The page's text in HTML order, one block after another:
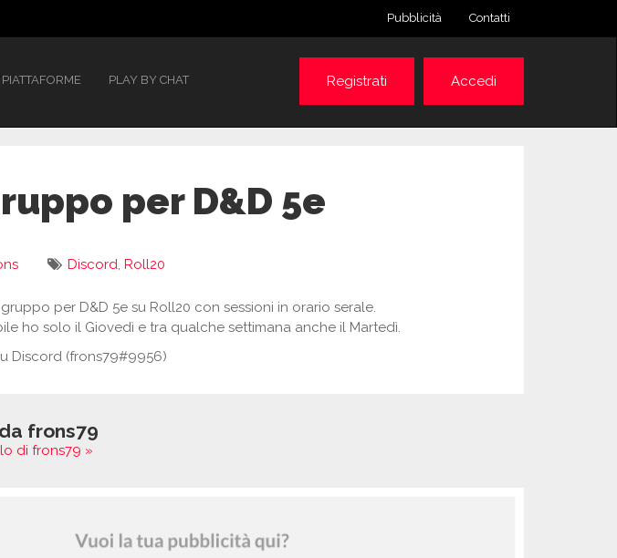
Pubblicità Contatti
PIATTAFORME PLAY BY CHAT Registrati Accedi
per D&D 5e
Discord, Roll20
per D&D 5e su Roll20 con sessioni in orario serale.
ho solo il Giovedì e tra qualche settimana anche il Martedì.
Discord (frons79#9956)
frons79
di frons79 »